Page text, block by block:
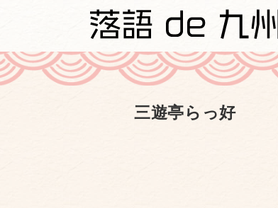
三遊亭らっ好